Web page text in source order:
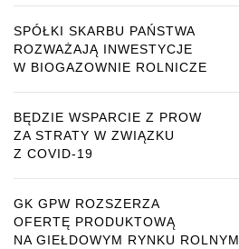
SPÓŁKI SKARBU PAŃSTWA
ROZWAŻAJĄ INWESTYCJE
W BIOGAZOWNIE ROLNICZE
BĘDZIE WSPARCIE Z PROW
ZA STRATY W ZWIĄZKU
Z COVID-19
GK GPW ROZSZERZA
OFERTĘ PRODUKTOWĄ
NA GIEŁDOWYM RYNKU ROLNYM